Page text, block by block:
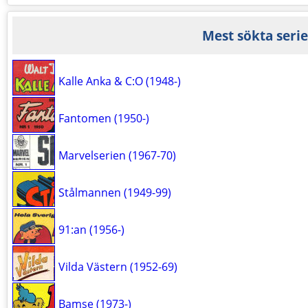
Mest sökta
Kalle Anka & C:O (1948-)
Fantomen (1950-)
Marvelserien (1967-70)
Stålmannen (1949-99)
91:an (1956-)
Vilda Västern (1952-69)
Bamse (1973-)